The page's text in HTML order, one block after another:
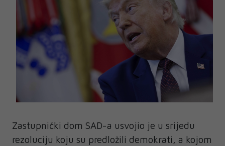
Zastupnički dom SAD-a usvojio je u srijedu
rezoluciju koju su predložili demokrati, a kojom